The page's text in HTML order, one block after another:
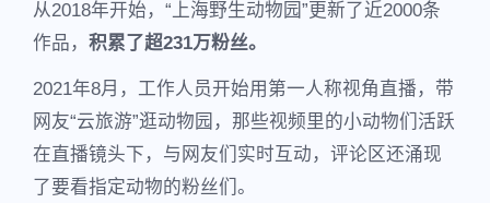
从2018年开始，“上海野生动物园”更新了近2000条
作品， 积累了超231万粉丝。
2021年8月，工作人员开始用第一人称视角直播，带
网友“云旅游”逛动物园，那些视频里的小动物们活跃
在直播镜头下，与网友们实时互动，评论区还涌现
了要看指定动物的粉丝们。